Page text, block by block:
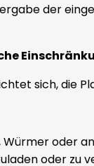
der
sich, die
oder
oder zu